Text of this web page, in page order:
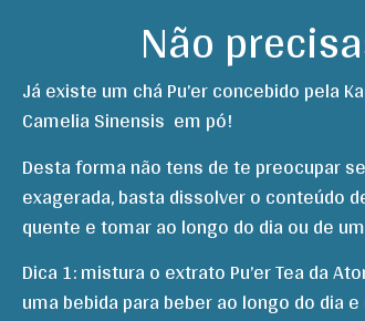
Não
Já existe um chá Pu’er concebido pela
Camelia Sinensis em pó!
Desta forma não tens de te preocupar
exagerada, basta dissolver o conteúdo
quente e tomar ao longo do dia ou de
Dica 1: mistura o extrato Pu’er Tea da
uma bebida para beber ao longo do dia